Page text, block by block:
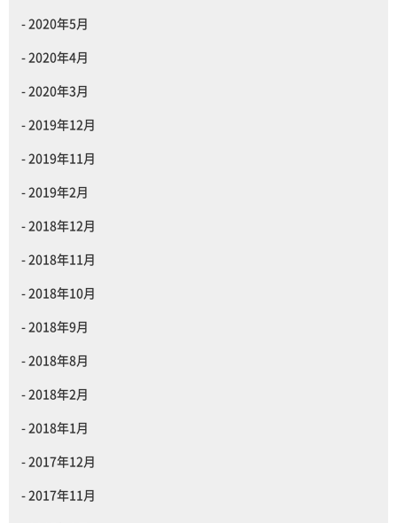
2020年5月
2020年4月
2020年3月
2019年12月
2019年11月
2019年2月
2018年12月
2018年11月
2018年10月
2018年9月
2018年8月
2018年2月
2018年1月
2017年12月
2017年11月